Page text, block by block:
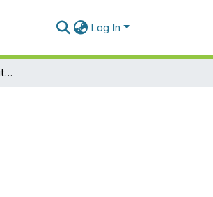
Log In
Cēsu pilsētas attīstības ilgtspējības novērtējums